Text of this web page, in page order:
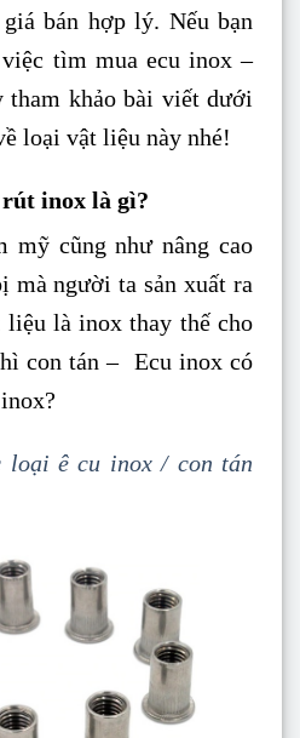
bán hợp lý. Nếu bạn
tìm mua ecu inox –
khảo bài viết dưới
loại vật liệu này nhé!
inox là gì?
mỹ cũng như nâng cao
mà người ta sản xuất ra
là inox thay thế cho
con tán – Ecu inox có
loại ê cu inox / con tán